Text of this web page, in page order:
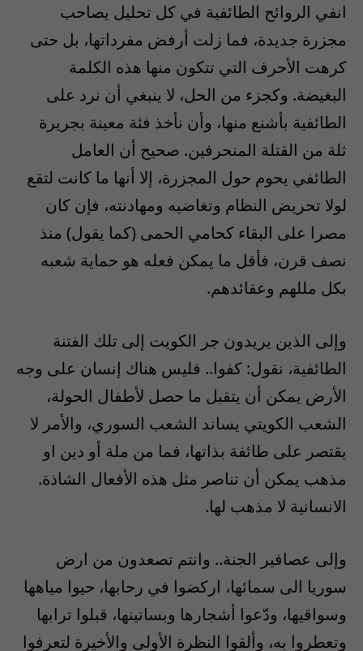
انفي الروائح الطائفية في كل تحليل يصاحب
مجزرة جديدة، فما زلت أرفض مفرداتها، بل حتى
كرهت الأحرف التي تتكون منها هذه الكلمة
البغيضة. وكجزء من الحل، لا ينبغي أن نرد على
الطائفية بأشنع منها، وأن نأخذ فئة معينة بجريرة
ثلة من القتلة المنحرفين. صحيح أن العامل
الطائفي يحوم حول المجزرة، إلا أنها ما كانت لتقع
لولا تحريض النظام وتغاضيه ومهادنته، فإن كان
مصرا على البقاء كحامي الحمى (كما يقول) منذ
نصف قرن، فأقل ما يمكن فعله هو حماية شعبه
بكل مللهم وعقائدهم.
وإلى الذين يريدون جر الكويت إلى تلك الفتنة
الطائفية، نقول: كفوا.. فليس هناك إنسان على وجه
الأرض يمكن أن يتقبل ما حصل لأطفال الحولة،
الشعب الكويتي يساند الشعب السوري، والأمر لا
يقتصر على طائفة بذاتها، فما من ملة أو دين او
مذهب يمكن أن تناصر مثل هذه الأفعال الشاذة.
الانسانية لا مذهب لها.
وإلى عصافير الجنة.. وانتم تصعدون من ارض
سوريا الى سمائها، اركضوا في رحابها، حيوا مياهها
وسواقيها، ودّعوا أشجارها وبساتينها، قبلوا ترابها
وتعطروا به، وألقوا النظرة الأولى والأخيرة لتعرفوا